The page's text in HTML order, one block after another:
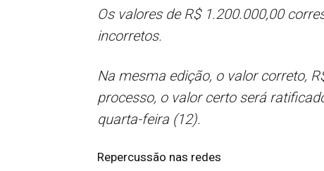
Os valores de R$ 1.200.000,00
incorretos.
Na mesma edição, o valor correto,
processo, o valor certo será
quarta-feira (12).
Repercussão nas redes